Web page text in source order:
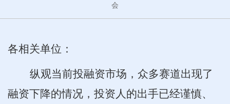
会
各相关单位：
纵观当前投融资市场，众多赛道出现了
融资下降的情况，投资人的出手已经谨慎、